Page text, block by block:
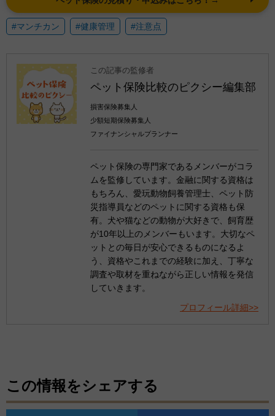
#マンチカン #健康管理 #注意点
この記事の監修者
ペット保険比較のピクシー編集部
損害保険募集人
少額短期保険募集人
ファイナンシャルプランナー
ペット保険の専門家であるメンバーがコラ
ムを監修しています。金融に関する資格は
もちろん、愛玩動物飼養管理士、ペット防
災指導員などのペットに関する資格も保
有。犬や猫などの動物が大好きで、飼育歴
が10年以上のメンバーもいます。大切なペ
ットとの毎日が安心できるものになるよ
う、資格やこれまでの経験に加え、丁寧な
調査や取材を重ねながら正しい情報を発信
していきます。
プロフィール詳細>>
この情報をシェアする